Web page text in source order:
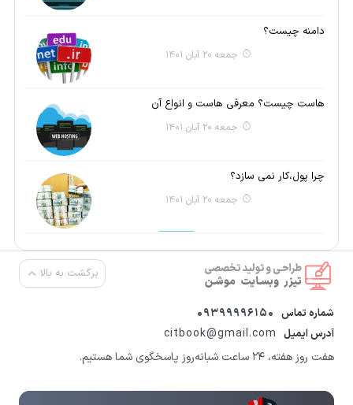
دامنه چیست؟
جمعه 20 آبان 1401
هاست چیست؟ معرفی هاست و انواع آن
جمعه 20 آبان 1401
چرا پول،کار نمی سازد؟
جمعه 20 آبان 1401
برگشت به بالا
شماره تماس 09399996150
آدرس ایمیل citbook@gmail.com
هفت روز هفته، ۲۴ ساعت شبانه‌روز پاسخگوی شما هستیم.